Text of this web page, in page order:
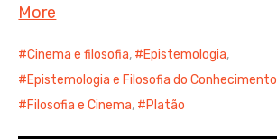
More
Cinema e filosofia, Epistemologia,
Epistemologia e Filosofia do Conhecimento
Filosofia e Cinema, Platão